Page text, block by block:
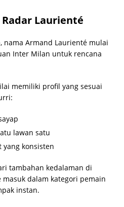
Laurienté
nama Armand Laurienté mulai
Inter Milan untuk rencana
memiliki profil yang sesuai
lawan satu
yang konsisten
tambahan kedalaman di
dalam kategori pemain
instan.